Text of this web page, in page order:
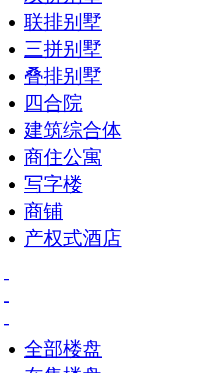
联排别墅
三拼别墅
叠排别墅
四合院
建筑综合体
商住公寓
写字楼
商铺
产权式酒店
全部楼盘